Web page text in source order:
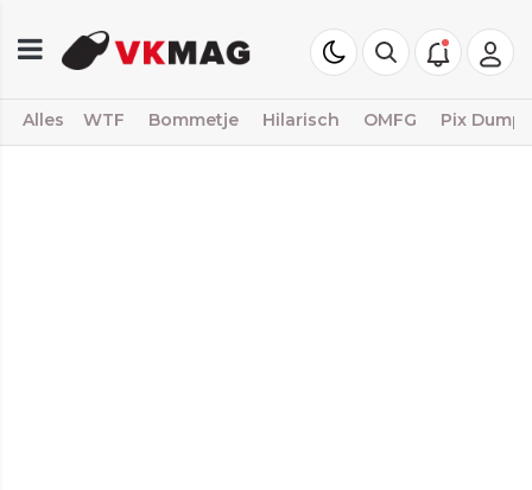
Alles WTF Bommetje Hilarisch OMFG Pix Dump